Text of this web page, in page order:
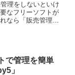
理をしないといけ
なフリーソフトが
なら「販売管理
で管理を簡単
」